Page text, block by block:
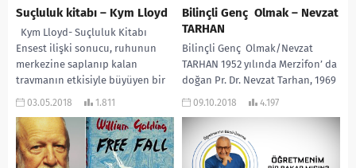
Suçluluk kitabı – Kym Lloyd
Kym Lloyd- Suçluluk Kitabı
Ensest ilişki sonucu, ruhunun
merkezine saplanıp kalan
travmanın etkisiyle büyüyen bir
çocuk ve bu çocuğun,...
03.05.2018 1.811
Bilinçli Genç Olmak – Nevzat
TARHAN
Bilinçli Genç Olmak/Nevzat
TARHAN 1952 yılında Merzifon’ da
doğan Pr. Dr. Nevzat Tarhan, 1969
yılında Kuleli Askeri Lisesi’ ni
09.10.2018 4.197